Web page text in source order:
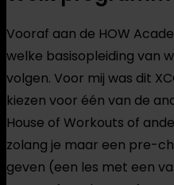
Vooraf aan de HOW
welke basisopleiding van
volgen. Voor mij was dit
kiezen voor één van de
House of Workouts of
zolang je maar een pre-
geven (een les met een